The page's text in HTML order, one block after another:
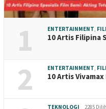
1 ENTERTAINMENT,
10 Artis Filipina
2 ENTERTAINMENT,
10 Artis
TEKNOLOGI 2285